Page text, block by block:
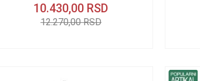
10.430,00 RSD
12.270,00RSD